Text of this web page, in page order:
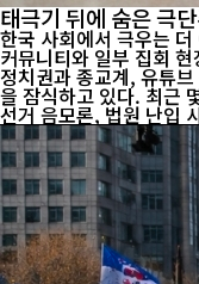
태극기 뒤에 숨은 극
한국 사회에서 극우는
커뮤니티와 일부 집회
정치권과 종교계, 유튜
을 잠식하고 있다. 최근
선거 음모론, 법원 난입
정치의 도전에 직면해 있음
순히 강경한 보수와 다르
시하면서도 민주주의 제
쟁 상대를 정당한 경쟁자
경향이 강하다. 자신들
사법부가 불리한 판단을
판하면 편향된 세력으로
인 신뢰와 절차적 정당